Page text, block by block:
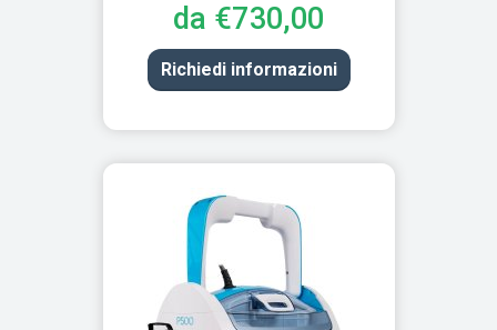
da €730,00
Richiedi informazioni